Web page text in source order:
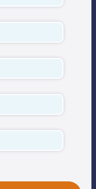
와드리겠습니
To
one-time
address.
flow curves,